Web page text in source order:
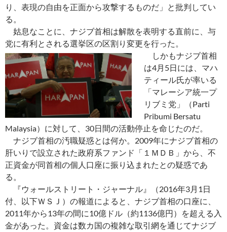
り、表現の自由を正面から攻撃するものだ」と批判してい
る。
姑息なことに、ナジブ首相は解散を表明する直前に、与
党に有利とされる選挙区の区割り変更を行った。
しかもナジブ首相
は4月5日には、マハ
ティール氏が率いる
「マレーシア統一プ
リブミ党」（Parti
Pribumi Bersatu
Malaysia）に対して、30日間の活動停止を命じたのだ。
ナジブ首相の汚職疑惑とは何か。2009年にナジブ首相の
肝いりで設立された政府系ファンド「１ＭＤＢ」から、不
正資金が同首相の個人口座に振り込まれたとの疑惑であ
る。
『ウォールストリート・ジャーナル』（2016年3月1日
付、以下ＷＳＪ）の報道によると、ナジブ首相の口座に、
2011年から13年の間に10億ドル（約1136億円）を超える入
金があった。資金は数カ国の複雑な取引網を通じてナジブ